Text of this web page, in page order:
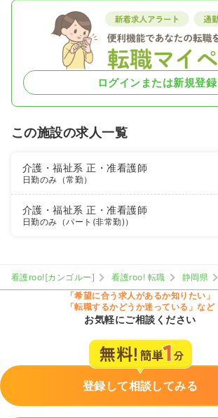
ログインまたは新規登録
この施設の求人一覧
介護・福祉系正・准看護師
日勤のみ（常勤）
介護・福祉系正・准看護師
日勤のみ（パート(非常勤)）
看護roo![カンゴルー] 看護roo! 転職 静岡県
「希望に合う求人があるか知りたい」
「転職するかどうか迷っている」など
お気軽にご相談ください
登録して相談してみる